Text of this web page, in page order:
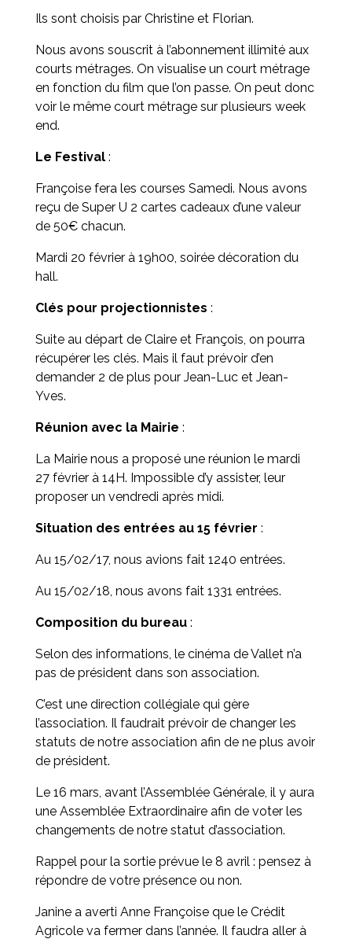
Ils sont choisis par Christine et Florian.
Nous avons souscrit à l’abonnement illimité aux
courts métrages. On visualise un court métrage
en fonction du film que l’on passe. On peut donc
voir le même court métrage sur plusieurs week
end.
Le Festival:
Françoise fera les courses Samedi. Nous avons
reçu de Super U 2 cartes cadeaux d’une valeur
de 50€ chacun.
Mardi 20 février à 19h00, soirée décoration du
hall.
Clés pour projectionnistes :
Suite au départ de Claire et François, on pourra
récupérer les clés. Mais il faut prévoir d’en
demander 2 de plus pour Jean-Luc et Jean-
Yves.
Réunion avec la Mairie :
La Mairie nous a proposé une réunion le mardi
27 février à 14H. Impossible d’y assister, leur
proposer un vendredi après midi.
Situation des entrées au 15 février :
Au 15/02/17, nous avions fait 1240 entrées.
Au 15/02/18, nous avons fait 1331 entrées.
Composition du bureau:
Selon des informations, le cinéma de Vallet n’a
pas de président dans son association.
C’est une direction collégiale qui gère
l’association. Il faudrait prévoir de changer les
statuts de notre association afin de ne plus avoir
de président.
Le 16 mars, avant l’Assemblée Générale, il y aura
une Assemblée Extraordinaire afin de voter les
changements de notre statut d’association.
Rappel pour la sortie prévue le 8 avril : pensez à
répondre de votre présence ou non.
Janine a averti Anne Françoise que le Crédit
Agricole va fermer dans l’année. Il faudra aller à